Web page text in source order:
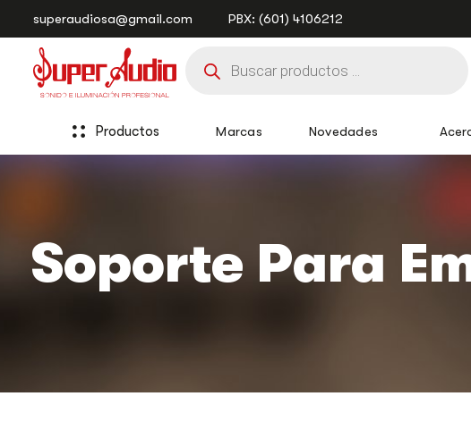
enlaces
navegación
principal
superaudiosa@gmail.com PBX: (601) 4106212
Búsqueda
productos
Productos Marcas Novedades
Soporte Para